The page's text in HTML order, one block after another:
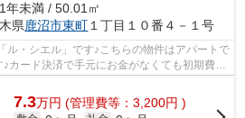
年未満 / 50.01㎡
県鹿沼市東町１丁目１０番４－１号
ル・シエル」です♪こちらの物件はアパートで
カード決済で手元にお金がなくても初期費用
ーホ...
7.3万円 (管理費等：3,200円 )